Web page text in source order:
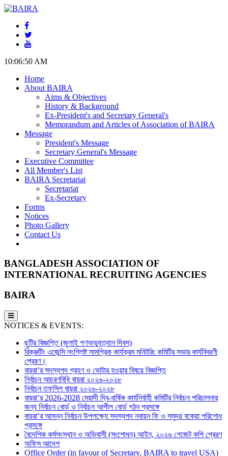
10:06:50 AM
Home
About BAIRA
Aims & Objectives
History & Background
Ex-President's and Secretary General's
Memorandum and Articles of Association of BAIRA
Message
President's Message
Secretary General's Message
Executive Committee
All Member's List
BAIRA Secretariat
Secretariat
Ex-Secretary
Forms
Notices
Photo Gallery
Contact Us
BANGLADESH ASSOCIATION OF
INTERNATIONAL RECRUITING AGENCIES
BAIRA
NOTICES & EVENTS:
ছুটির বিজ্ঞপ্তি (জুলাই গণঅভ্যুত্থান দিবস)
রিক্রুটিং এজেন্সি সংশ্লিষ্ট সামগ্রিক কার্যক্রম মনিটরিং কমিটির সভার কার্যবিবরণী
প্রেরণ।
বায়রা’র সদস্যপদ গ্রহণ ও ভোটার হওয়ার বিষয়ে বিজ্ঞপ্তি
নির্বাচন আচরণবিধি বায়রা ২০২৬-২০২৮
নির্বাচন তফসিল বায়রা ২০২৬-২০২৮
বায়রা’র 2026-2028 মেয়াদী দ্বি-বার্ষিক কার্যনির্বাহী কমিটির নির্বাচন পরিচালনার
জন্য নির্বাচন বোর্ড ও নির্বাচন আপীল বোর্ড গঠন প্রসঙ্গে
বায়রা’র আসন্ন নির্বাচন উপলক্ষ্যে সদস্যপদ নবায়ন ফি ও সমুদয় বকেয়া পরিশোধ
প্রসঙ্গে
বৈদেশিক কর্মসংস্থান ও অভিবাসী (সংশোধন) আইন, ২০২৬ গেজেট কপি প্রেরণ
অফিস আদেশ
Office Order (in favour of Secretary, BAIRA to travel USA)